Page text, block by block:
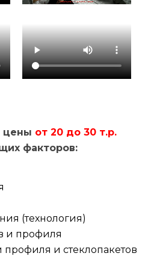
цены от 20 до 30 т.р.
факторов:
(технология)
и профиля
профиля и стеклопакетов